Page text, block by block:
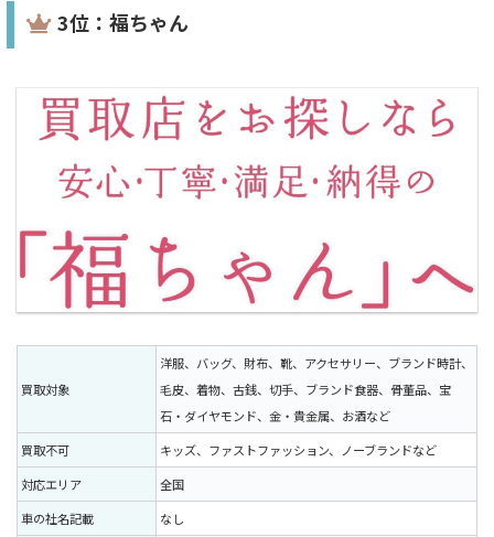
3位：福ちゃん
買取対象
洋服、バッグ、財布、靴、アクセサリー、ブランド時計、
毛皮、着物、古銭、切手、ブランド食器、骨董品、宝
石・ダイヤモンド、金・貴金属、お酒など
買取不可
キッズ、ファストファッション、ノーブランドなど
対応エリア
全国
車の社名記載
なし